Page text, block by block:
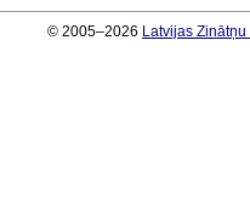
© 2005–2026 Latvijas